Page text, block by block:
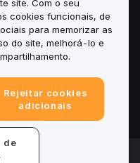
reservados.
site. Com o seu
cookies funcionais, de
para memorizar as
do site, melhorá-lo e
Rejeitar cookies
adicionais
de